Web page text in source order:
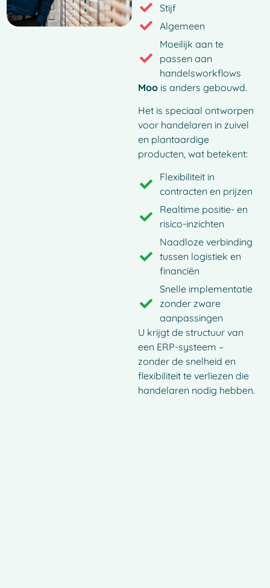
Stijf
Algemeen
Moeilijk aan te
passen aan
handelsworkflows
Moois anders gebouwd.
Het is speciaal ontworpen
voor handelaren in zuivel
en plantaardige
producten, wat betekent:
Flexibiliteit in
contracten en prijzen
Realtime positie- en
risico-inzichten
Naadloze verbinding
tussen logistiek en
financiën
Snelle implementatie
zonder zware
aanpassingen
U krijgt de structuur van
een ERP-systeem –
zonder de snelheid en
flexibiliteit te verliezen die
handelaren nodig hebben.